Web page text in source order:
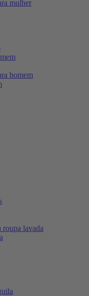
mulher
homem
roupa lavada